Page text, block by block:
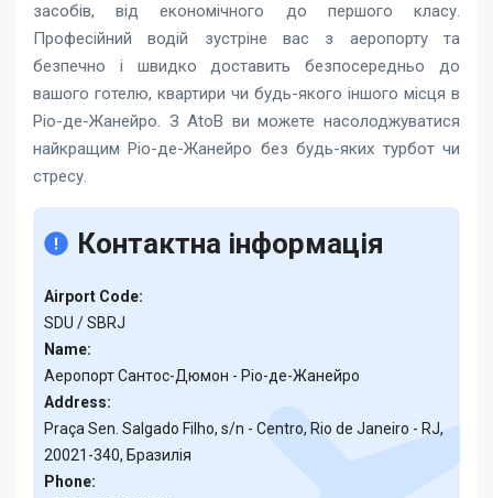
засобів, від економічного до першого класу.
Професійний водій зустріне вас з аеропорту та
безпечно і швидко доставить безпосередньо до
вашого готелю, квартири чи будь-якого іншого місця в
Ріо-де-Жанейро. З AtoB ви можете насолоджуватися
найкращим Ріо-де-Жанейро без будь-яких турбот чи
стресу.
Контактна інформація
Airport Code:
SDU / SBRJ
Name:
Аеропорт Сантос-Дюмон - Ріо-де-Жанейро
Address:
Praça Sen. Salgado Filho, s/n - Centro, Rio de Janeiro - RJ,
20021-340, Бразилія
Phone: